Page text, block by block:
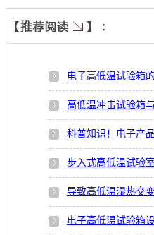
电子高低温试验箱
高低温冲击试验箱
科普知识！电子产
步入式高低温试验
导致高低温湿热交
电子高低温试验箱